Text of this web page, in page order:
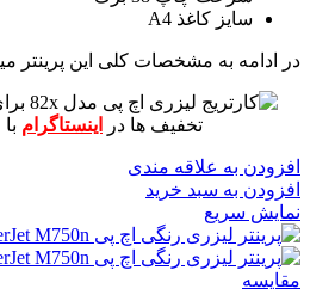
سایز کاغذ A4
در ادامه به مشخصات کلی این پرینتر
تخفیف ها در
اینستاگرام
افزودن به علاقه مندی
افزودن به سبد خرید
نمایش سریع
مقايسه